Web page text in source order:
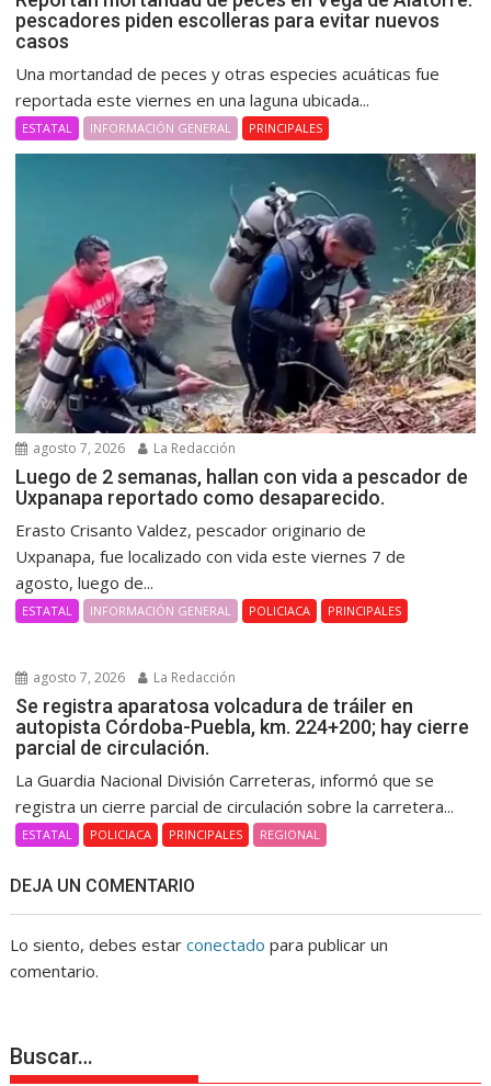
pescadores piden escolleras para evitar nuevos
casos
Una mortandad de peces y otras especies acuáticas fue
reportada este viernes en una laguna ubicada...
ESTATAL INFORMACIÓN GENERAL PRINCIPALES
agosto 7, 2026 La Redacción
Luego de 2 semanas, hallan con vida a pescador de
Uxpanapa reportado como desaparecido.
Erasto Crisanto Valdez, pescador originario de
Uxpanapa, fue localizado con vida este viernes 7 de
agosto, luego de...
ESTATAL INFORMACIÓN GENERAL POLICIACA PRINCIPALES
agosto 7, 2026 La Redacción
Se registra aparatosa volcadura de tráiler en
autopista Córdoba-Puebla, km. 224+200; hay cierre
parcial de circulación.
La Guardia Nacional División Carreteras, informó que se
registra un cierre parcial de circulación sobre la carretera...
ESTATAL POLICIACA PRINCIPALES REGIONAL
DEJA UN COMENTARIO
Lo siento, debes estarconectado para publicar un
comentario.
Buscar…